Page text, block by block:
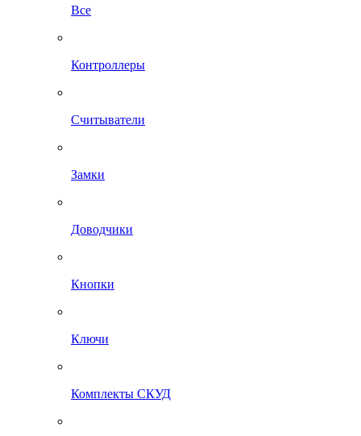
Все
Контроллеры
Считыватели
Замки
Доводчики
Кнопки
Ключи
Комплекты СКУД